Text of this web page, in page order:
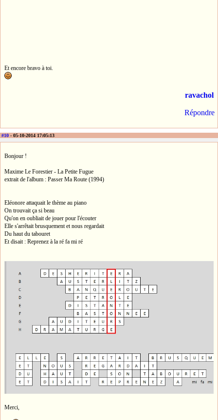
Et encore bravo à toi.
ravachol
Répondre
#10 - 05-10-2014 17:05:13
Bonjour !
Maxime Le Forestier - La Petite Fugue
extrait de l'album : Passer Ma Route (1994)
Eléonore attaquait le thème au piano
On trouvait ça si beau
Qu'on en oubliait de jouer pour l'écouter
Elle s'arrêtait brusquement et nous regardait
Du haut du tabouret
Et disait : Reprenez à la ré fa mi ré
Merci,